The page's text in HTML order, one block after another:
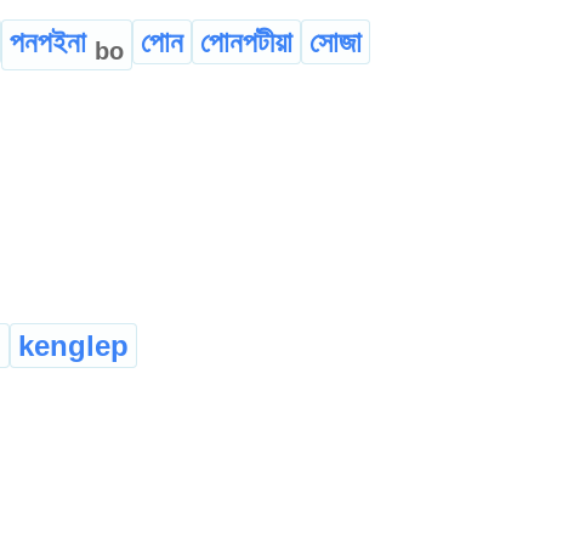
পনপইনা bo পোন পোনপটীয়া সোজা
kenglep